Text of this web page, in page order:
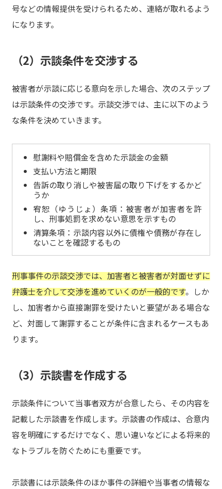
号などの情報提供を受けられるため、連絡が取れるよう
になります。
（2）示談条件を交渉する
被害者が示談に応じる意向を示した場合、次のステップ
は示談条件の交渉です。示談交渉では、主に以下のよう
な条件を決めていきます。
慰謝料や賠償金を含めた示談金の金額
支払い方法と期限
告訴の取り消しや被害届の取り下げをするかど
うか
宥恕（ゆうじょ）条項：被害者が加害者を許
し、刑事処罰を求めない意思を示すもの
清算条項：示談内容以外に債権や債務が存在し
ないことを確認するもの
刑事事件の示談交渉では、加害者と被害者が対面せずに
弁護士を介して交渉を進めていくのが一般的です。しか
し、加害者から直接謝罪を受けたいと要望がある場合な
ど、対面して謝罪することが条件に含まれるケースもあ
ります。
（3）示談書を作成する
示談条件について当事者双方が合意したら、その内容を
記載した示談書を作成します。示談書の作成は、合意内
容を明確にするだけでなく、思い違いなどによる将来的
なトラブルを防ぐためにも重要です。
示談書には示談条件のほか事件の詳細や当事者の情報な